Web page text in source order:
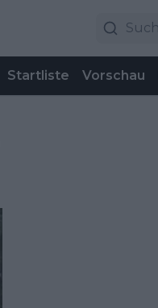
Startliste Vorschau